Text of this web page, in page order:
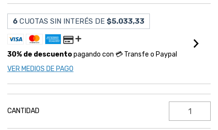
6 CUOTAS SIN INTERÉS DE $5.033,33
30% de descuentopagando con 💳 Transfe o Paypal
VER MEDIOS DE PAGO
CANTIDAD